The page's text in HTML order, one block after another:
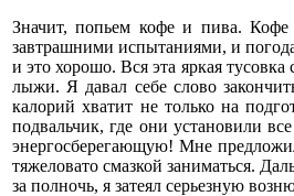
Значит, попьем кофе и пива.
завтрашними испытаниями, и
и это хорошо. Вся эта яркая
лыжи. Я давал себе слово
калорий хватит не только на
подвальчик, где они установили
энергосберегающую! Мне
тяжеловато смазкой заниматься.
за полночь, я затеял серьезную